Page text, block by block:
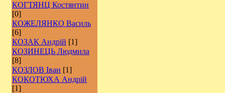
КОГТЯНЦ Костянтин
[0]
КОЖЕЛЯНКО Василь
[6]
КОЗАК Андрій [1]
КОЗИНЕЦЬ Людмила
[8]
КОЗЛОВ Іван [1]
КОКОТЮХА Андрій
[1]